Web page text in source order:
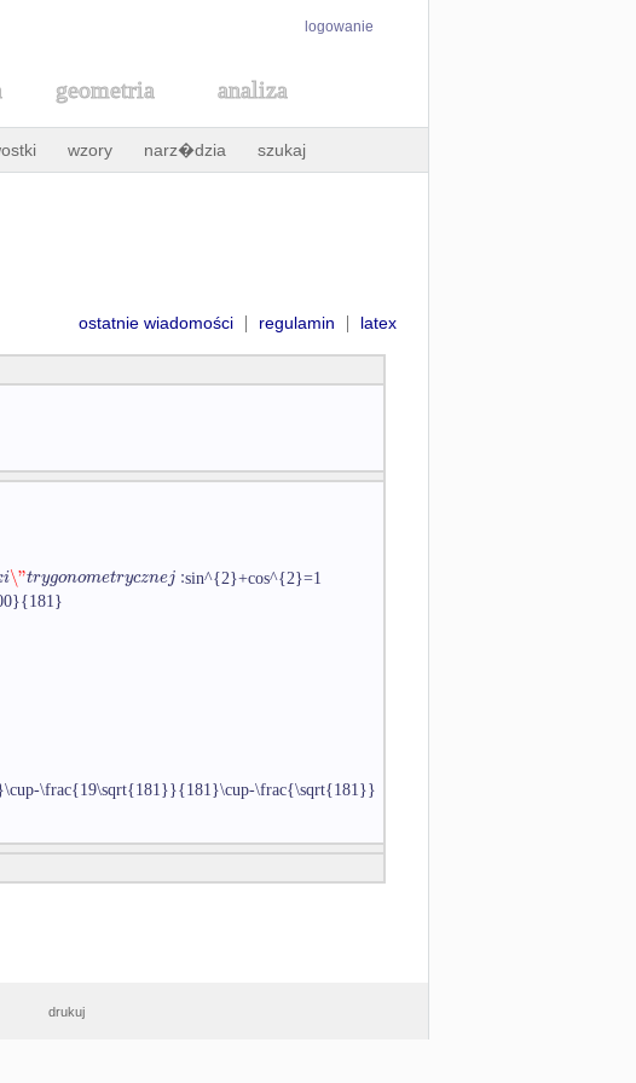
logowanie
geometria analiza
wzory narz�dzia szukaj
ostatnie wiadomości | regulamin | latex
i\"trygonometrycznej :sin^{2}+cos^{2}=1
\frac{19\sqrt{181}}{181}\cup-\frac{\sqrt{181}}
drukuj